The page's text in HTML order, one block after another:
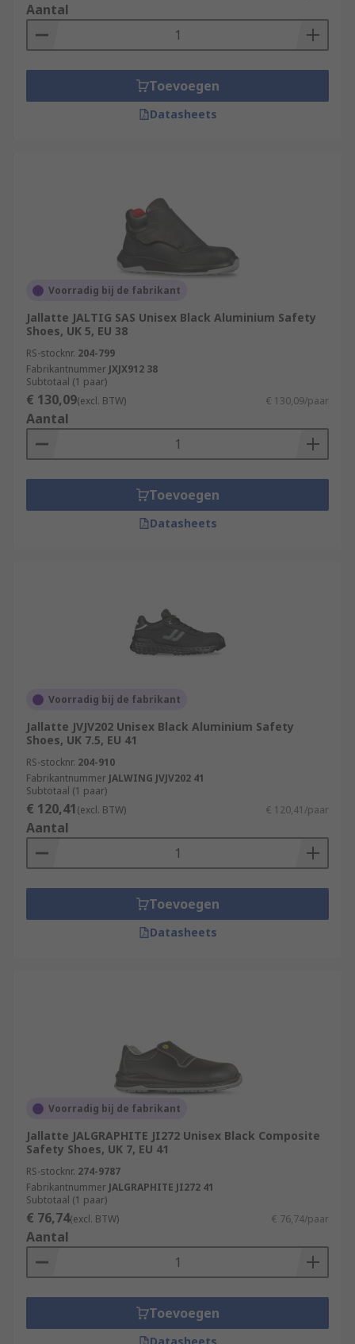
Aantal
Toevoegen
Datasheets
Voorradig bij de fabrikant
Jallatte JALTIG SAS Unisex Black Aluminium Safety
Shoes, UK 5, EU 38
RS-stocknr. 204-799
Fabrikantnummer JXJX912 38
Subtotaal (1 paar)
€ 130,09(excl. BTW) € 130,09/paar
Aantal
Toevoegen
Datasheets
Voorradig bij de fabrikant
Jallatte JVJV202 Unisex Black Aluminium Safety
Shoes, UK 7.5, EU 41
RS-stocknr. 204-910
Fabrikantnummer JALWING JVJV202 41
Subtotaal (1 paar)
€ 120,41(excl. BTW) € 120,41/paar
Aantal
Toevoegen
Datasheets
Voorradig bij de fabrikant
Jallatte JALGRAPHITE JI272 Unisex Black Composite
Safety Shoes, UK 7, EU 41
RS-stocknr. 274-9787
Fabrikantnummer JALGRAPHITE JI272 41
Subtotaal (1 paar)
€ 76,74(excl. BTW) € 76,74/paar
Aantal
Toevoegen